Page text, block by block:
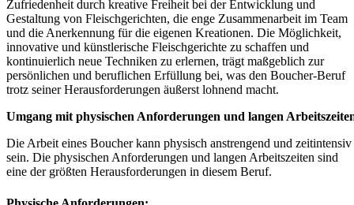
Zufriedenheit durch kreative Freiheit bei der Entwicklung und
Gestaltung von Fleischgerichten, die enge Zusammenarbeit im Team
und die Anerkennung für die eigenen Kreationen. Die Möglichkeit,
innovative und künstlerische Fleischgerichte zu schaffen und
kontinuierlich neue Techniken zu erlernen, trägt maßgeblich zur
persönlichen und beruflichen Erfüllung bei, was den Boucher-Beruf
trotz seiner Herausforderungen äußerst lohnend macht.
Umgang mit physischen Anforderungen und langen
Die Arbeit eines Boucher kann physisch anstrengend und zeitintensiv
sein. Die physischen Anforderungen und langen Arbeitszeiten sind
eine der größten Herausforderungen in diesem Beruf.